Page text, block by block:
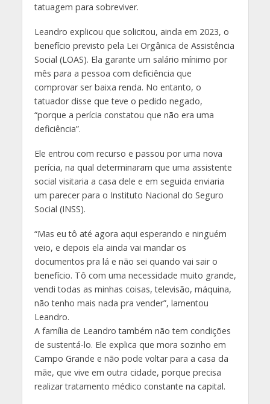
tatuagem para sobreviver.
Leandro explicou que solicitou, ainda em 2023, o
benefício previsto pela Lei Orgânica de Assistência
Social (LOAS). Ela garante um salário mínimo por
mês para a pessoa com deficiência que
comprovar ser baixa renda. No entanto, o
tatuador disse que teve o pedido negado,
“porque a perícia constatou que não era uma
deficiência”.
Ele entrou com recurso e passou por uma nova
perícia, na qual determinaram que uma assistente
social visitaria a casa dele e em seguida enviaria
um parecer para o Instituto Nacional do Seguro
Social (INSS).
“Mas eu tô até agora aqui esperando e ninguém
veio, e depois ela ainda vai mandar os
documentos pra lá e não sei quando vai sair o
benefício. Tô com uma necessidade muito grande,
vendi todas as minhas coisas, televisão, máquina,
não tenho mais nada pra vender”, lamentou
Leandro.
A família de Leandro também não tem condições
de sustentá-lo. Ele explica que mora sozinho em
Campo Grande e não pode voltar para a casa da
mãe, que vive em outra cidade, porque precisa
realizar tratamento médico constante na capital.